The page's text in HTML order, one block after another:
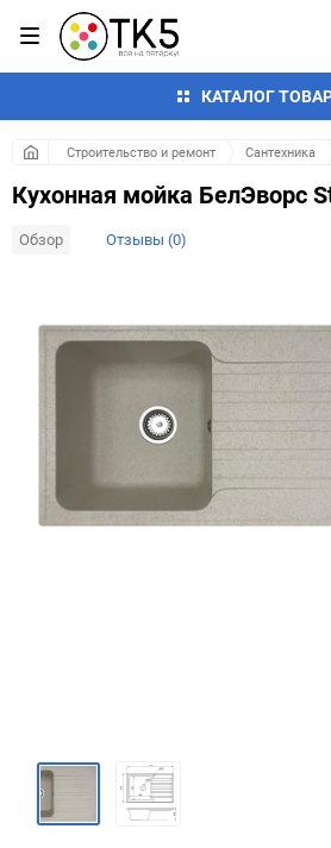
КАТАЛОГ
Строительство и ремонт Сантехника
Кухонная мойка БелЭворс
Обзор Отзывы (0)